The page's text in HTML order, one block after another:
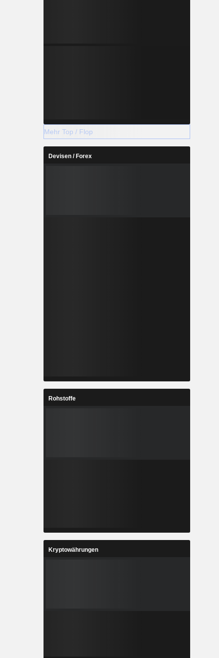
Mehr Top / Flop
Devisen / Forex
Rohstoffe
Kryptowährungen